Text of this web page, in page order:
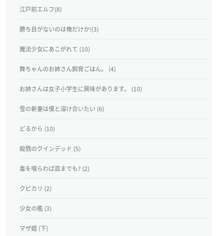
江戸前エルフ(8)
勝ち目がないのは俺だけか!(3)
魔法少女にあこがれて (10)
舞ちゃんのお姉さん飼育ごはん。 (4)
お姉さんは女子小学生に興味があります。 (10)
雪の新妻は僕と溶け合いたい (6)
どるから (10)
殺戮のクインデッド (5)
毒を喰らわば皿までも? (2)
クビカリ (2)
少女の檻 (3)
マザ婚 (下)